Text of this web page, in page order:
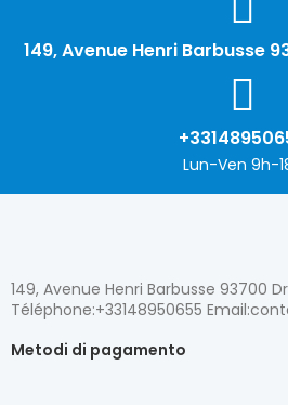
149, Avenue Henri Barbusse
Lun-Ven 9h-
149, Avenue Henri Barbusse 93700
Téléphone:+33148950655
Metodi di pagamento